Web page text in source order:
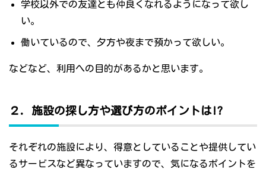
学校以外での友達とも仲良くなれるようになって欲し
い。
働いているので、夕方や夜まで預かって欲しい。
などなど、利用への目的があるかと思います。
２．施設の探し方や選び方のポイントは!?
それぞれの施設により、得意としていることや提供してい
るサービスなど異なっていますので、気になるポイントを